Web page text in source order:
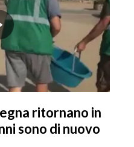
ritornano in
sono di nuovo